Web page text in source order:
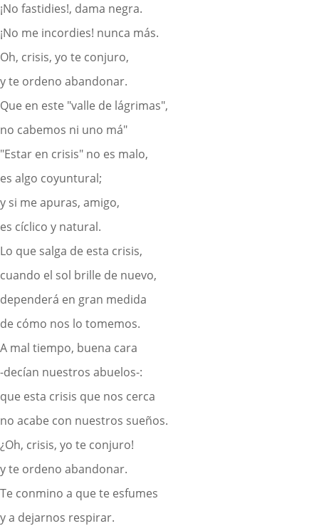
¡No fastidies!, dama negra.
¡No me incordies! nunca más.
Oh, crisis, yo te conjuro,
y te ordeno abandonar.
Que en este "valle de lágrimas",
no cabemos ni uno má"
"Estar en crisis" no es malo,
es algo coyuntural;
y si me apuras, amigo,
es cíclico y natural.
Lo que salga de esta crisis,
cuando el sol brille de nuevo,
dependerá en gran medida
de cómo nos lo tomemos.
A mal tiempo, buena cara
-decían nuestros abuelos-:
que esta crisis que nos cerca
no acabe con nuestros sueños.
¿Oh, crisis, yo te conjuro!
y te ordeno abandonar.
Te conmino a que te esfumes
y a dejarnos respirar.